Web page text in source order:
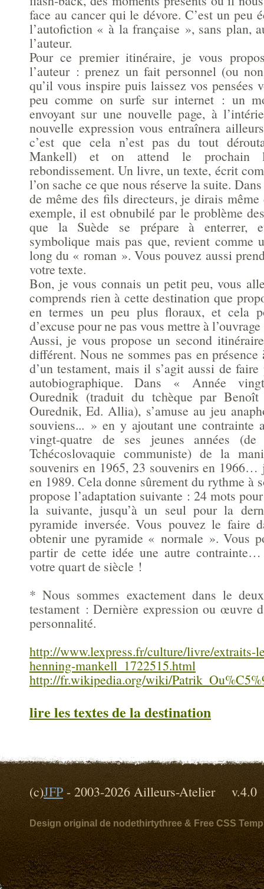
face au cancer qui le dévore. C’est un peu
l’autofiction « à la française », sans plan,
l’auteur.
Pour ce premier itinéraire, je vous
l’auteur : prenez un fait personnel (ou
qu’il vous inspire puis laissez vos pensées
peu comme on surfe sur internet : un
envoyant sur une nouvelle page, à
nouvelle expression vous entraînera
c’est que cela n’est pas du tout
Mankell) et on attend le prochain
rebondissement. Un livre, un texte, écrit
l’on sache ce que nous réserve la suite.
de même des fils directeurs, je dirais même
exemple, il est obnubilé par le problème
que la Suède se prépare à enterrer,
symbolique mais pas que, revient comme
long du « roman ». Vous pouvez aussi
votre texte.
Bon, je vous connais un petit peu, vous
comprends rien à cette destination que
en termes un peu plus floraux, et cela
d’excuse pour ne pas vous mettre à
Aussi, je vous propose un second
différent. Nous ne sommes pas en
d’un testament, mais il s’agit aussi de
autobiographique. Dans « Année
Ourednik (traduit du tchèque par
Ourednik, Ed. Allia), s’amuse au jeu
souviens... » en y ajoutant une contrainte
vingt-quatre de ses jeunes années
Tchécoslovaquie communiste) de la
souvenirs en 1965, 23 souvenirs en 1966…
en 1989. Cela donne sûrement du rythme à
propose l’adaptation suivante : 24 mots
la suivante, jusqu’à un seul pour la
pyramide inversée. Vous pouvez le faire
obtenir une pyramide « normale ». Vous
partir de cette idée une autre
votre quart de siècle !
* Nous sommes exactement dans le
testament : Dernière expression ou œuvre
personnalité.
http://www.lexpress.fr/culture/livre/extraits-
henning-mankell_1722515.html
http://fr.wikipedia.org/wiki/
lire les textes de la destination
(c)JFP - 2003-2026 Ailleurs-Atelier
Design original de nodethirtythree & Free CSS